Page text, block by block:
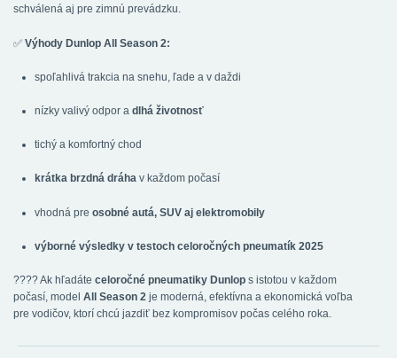
schválená aj pre zimnú prevádzku.
✅ Výhody Dunlop All Season 2:
spoľahlivá trakcia na snehu, ľade a v daždi
nízky valivý odpor a dlhá životnosť
tichý a komfortný chod
krátka brzdná dráha v každom počasí
vhodná pre osobné autá, SUV aj elektromobily
výborné výsledky v testoch celoročných pneumatík 2025
???? Ak hľadáte celoročné pneumatiky Dunlop s istotou v každom
počasí, model All Season 2 je moderná, efektívna a ekonomická voľba
pre vodičov, ktorí chcú jazdiť bez kompromisov počas celého roka.